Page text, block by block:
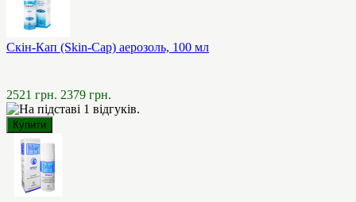
Скін-Кап (Skin-Cap) аерозоль, 100 мл
2521 грн. 2379 грн.